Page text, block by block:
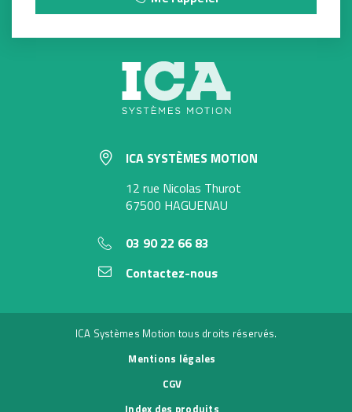
ICA SYSTÈMES MOTION
12 rue Nicolas Thurot
67500 HAGUENAU
03 90 22 66 83
Contactez-nous
ICA Systèmes Motion tous droits réservés.
Mentions légales
CGV
Index des produits